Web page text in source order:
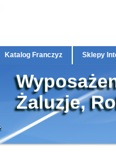
Katalog Franczyz Sklepy
Żaluzje,